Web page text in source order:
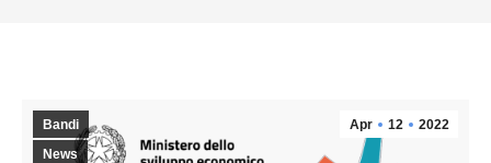
Apr 12 2022
Bandi
News